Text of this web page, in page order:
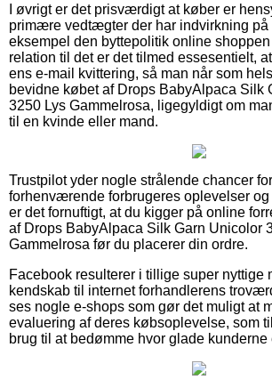
I øvrigt er det prisværdigt at køber er
primære vedtægter der har indvirkning på
eksempel den byttepolitik online shoppen
relation til det er det tilmed essesentielt,
ens e-mail kvittering, så man når som
bevidne købet af Drops BabyAlpaca Silk
3250 Lys Gammelrosa, ligegyldigt om
til en kvinde eller mand.
Trustpilot yder nogle strålende chancer
forhenværende forbrugeres oplevelser og
er det fornuftigt, at du kigger på online
af Drops BabyAlpaca Silk Garn Unicolor
Gammelrosa før du placerer din ordre.
Facebook resulterer i tillige super nyttige
kendskab til internet forhandlerens
ses nogle e-shops som gør det muligt at
evaluering af deres købsoplevelse, som
brug til at bedømme hvor glade kunderne